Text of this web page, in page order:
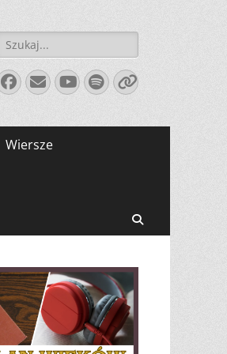
Szukaj:
Facebook
E-
mail
YouTube
Spotify
Link
Wiersze